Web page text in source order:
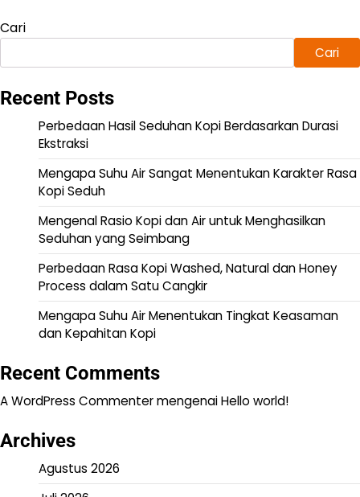
Cari
Cari
Recent Posts
Perbedaan Hasil Seduhan Kopi Berdasarkan Durasi
Ekstraksi
Mengapa Suhu Air Sangat Menentukan Karakter Rasa
Kopi Seduh
Mengenal Rasio Kopi dan Air untuk Menghasilkan
Seduhan yang Seimbang
Perbedaan Rasa Kopi Washed, Natural dan Honey
Process dalam Satu Cangkir
Mengapa Suhu Air Menentukan Tingkat Keasaman
dan Kepahitan Kopi
Recent Comments
A WordPress CommentermengenaiHello world!
Archives
Agustus 2026